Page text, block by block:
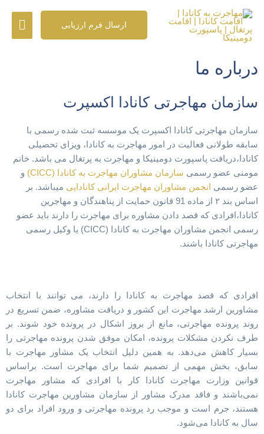
محتوا
ارسال فرم ارزیابی
درباره ما
سازمان مهاجرتی کانادا اکسپرت
سازمان مهاجرتی کانادا اکسپرت یک موسسه ثبت شده رسمی با
سابقه طولانی فعالیت در امور مهاجرت به کانادا، ویزای تحصیلی
کانادا،دریافت پاسپورت دومینیکا و مهاجرت به پرتغال می باشد. خانم
مومنی عضو رسمی سازمان مشاوران مهاجرت به کانادا (CICC)
و
عضو رسمی انجمن مشاوران مهاجرت ایرانی کانادایی میباشد. بر
اساس بند ۲ از ماده 91 قانون حمایت از پناهندگان و مهاجرین
کانادا،افرادی که قصد دادن مشاوره برای مهاجرت را دارند باید عضو
رسمی انجمن مشاوران مهاجرت به کانادا (CICC) یا وکیل رسمی
مهاجرتی کانادا باشند.
افرادی که قصد مهاجرت به کانادا را دارند، می توانند با انتخاب
مشاورین ارشد مهاجرت این کشور و دریافت مشاوره، ضمن تسریع در
روند پرونده مهاجرتی، مانع از بروز اشکال در پرونده خود شوند. بر
طرف نکردن مشکلات پرونده‌، امکان موفق شدن پرونده مهاجرتی را
بسیار کاهش می‌دهد. به همین دلیل انتخاب یک مشاور مهاجرت با
سابق، بخش مهمی از تصمیم شما برای مهاجرت است. براساس
قوانین وزارت مهاجرت کانادا کار با افرادی که مشاور مهاجرت
نمی‌باشند و فاقد مدرک مشاور از سازمان مشاورین مهاجرت کانادا
هستند، جرم است و موجب رد پرونده مهاجرتی و ورود افراد برای دو
سال به کانادا می‌شود.